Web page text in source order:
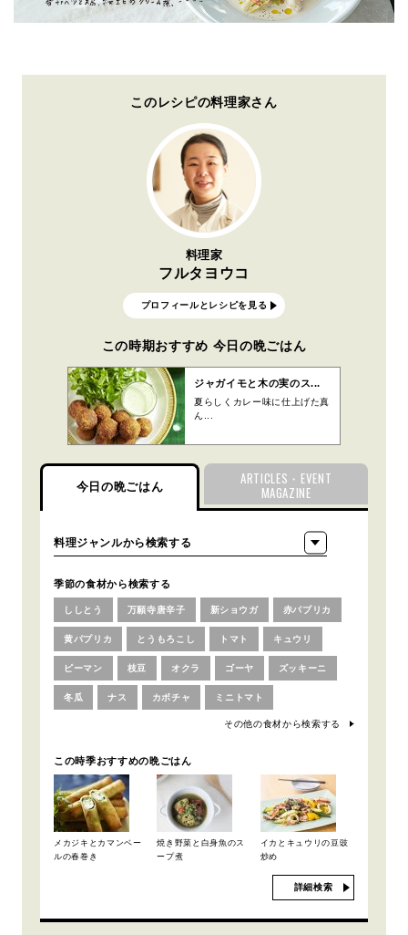
このレシピの料理家さん
料理家
フルタヨウコ
プロフィールとレシピを見る
この時期おすすめ 今日の晩ごはん
ジャガイモと木の実のス...
夏らしくカレー味に仕上げた真
ん...
今日の晩ごはん
ARTICLES・EVENT
MAGAZINE
季節の食材から検索する
ししとう 万願寺唐辛子 新ショウガ 赤パプリカ
黄パプリカ とうもろこし トマト キュウリ
ピーマン 枝豆 オクラ ゴーヤ ズッキーニ
冬瓜 ナス カボチャ ミニトマト
その他の食材から検索する
この時季おすすめの晩ごはん
メカジキとカマンベー
ルの春巻き
焼き野菜と白身魚のス
ープ煮
イカとキュウリの豆豉
炒め
詳細検索